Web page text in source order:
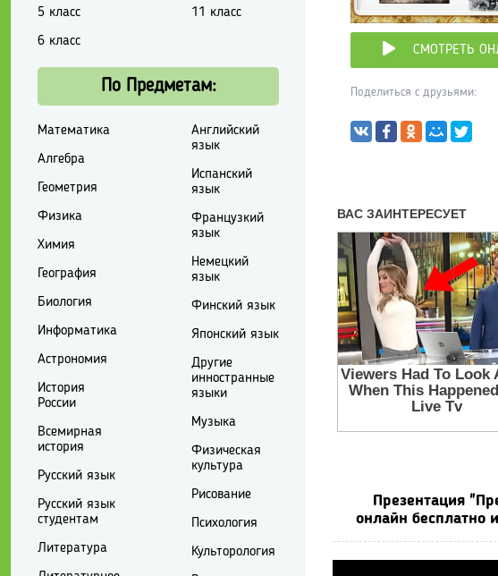
СМОТРЕТЬ
Поделиться с друзьями:
Презентация
онлайн бесплатно
5 класс
6 класс
11 класс
По Предметам:
Математика
Алгебра
Геометрия
Физика
Химия
География
Биология
Информатика
Астрономия
История
России
Всемирная
история
Русский язык
Русский язык
студентам
Литература
Английский
язык
Испанский
язык
Французкий
язык
Немецкий
язык
Финский язык
Японский язык
Другие
инностранные
языки
Музыка
Физическая
культура
Рисование
Психология
Культорология